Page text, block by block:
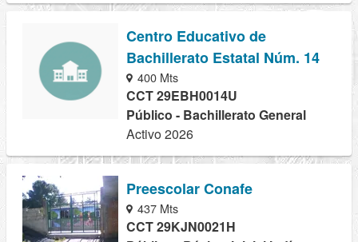
Centro Educativo de
Bachillerato Estatal Núm. 14
400 Mts
CCT 29EBH0014U
Público - Bachillerato General
Activo 2026
Preescolar Conafe
437 Mts
CCT 29KJN0021H